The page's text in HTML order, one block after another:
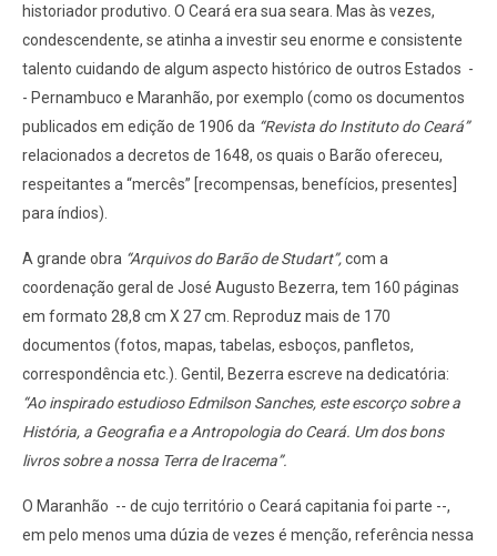
historiador produtivo. O Ceará era sua seara. Mas às vezes,
condescendente, se atinha a investir seu enorme e consistente
talento cuidando de algum aspecto histórico de outros Estados -
- Pernambuco e Maranhão, por exemplo (como os documentos
publicados em edição de 1906 da “Revista do Instituto do Ceará”
relacionados a decretos de 1648, os quais o Barão ofereceu,
respeitantes a “mercês” [recompensas, benefícios, presentes]
para índios).
A grande obra “Arquivos do Barão de Studart”,com a
coordenação geral de José Augusto Bezerra, tem 160 páginas
em formato 28,8 cm X 27 cm. Reproduz mais de 170
documentos (fotos, mapas, tabelas, esboços, panfletos,
correspondência etc.). Gentil, Bezerra escreve na dedicatória:
“Ao inspirado estudioso Edmilson Sanches, este escorço sobre a
História, a Geografia e a Antropologia do Ceará. Um dos bons
livros sobre a nossa Terra de Iracema”.
O Maranhão -- de cujo território o Ceará capitania foi parte --,
em pelo menos uma dúzia de vezes é menção, referência nessa